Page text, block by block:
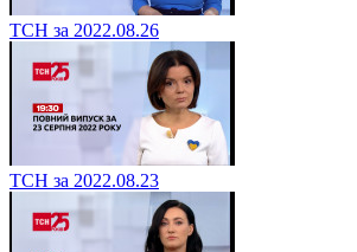
ТСН за 2022.08.26
ТСН за 2022.08.23